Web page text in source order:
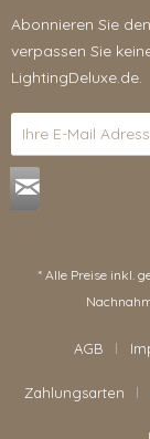
Abonnieren Sie
verpassen Sie
LightingDeluxe.de.
* Alle Preise inkl.
AGB
Zahlungsarten